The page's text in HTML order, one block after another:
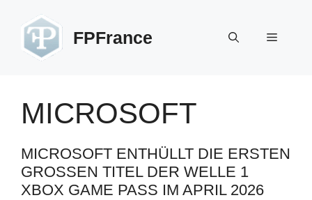
springen
FPFrance Menü
MICROSOFT
MICROSOFT ENTHÜLLT DIE ERSTEN
GROSSEN TITEL DER WELLE 1 X
BOX GAME PASS IM APRIL 2026